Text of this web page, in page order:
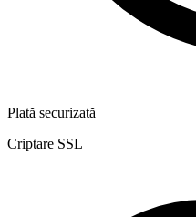
Plată securizată
Criptare SSL